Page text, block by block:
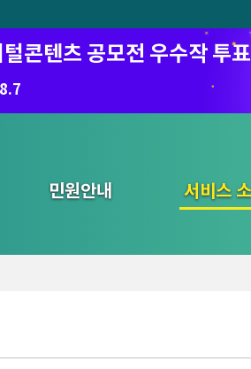
콘텐츠 공모전 우수작 투표
금)
민원안내 서비스
통합검색